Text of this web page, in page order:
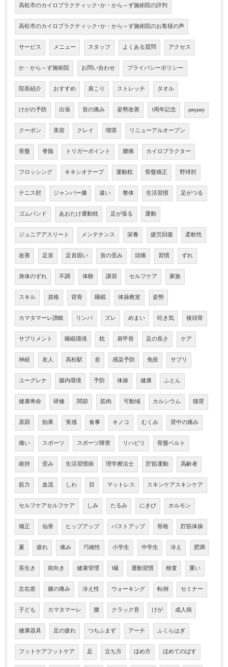
高松市のカイロプラクティック･か・から～ず施術院の評判
高松市のカイロプラクティック･か・から～ず施術院のお客様の声
サービス メニュー スタッフ よくある質問 アクセス
か・から～ず施術院 お問い合わせ プライバシーポリシー
院長紹介 おすすめ 肩こり ストレッチ タオル
けがの予防 出張 首の痛み 姿勢改善 1周年記念 paypay
クーポン 美容 クレイ 喫茶 リニューアルオープン
骨盤 脊髄 トリガーポイント 腰痛 カイロプラクター
フロッシング キネシオテープ 運動枕 骨盤矯正 野球肘
テニス肘 ジャンパー膝 違い 整体 生活習慣 足がつる
ゴムバンド あおたけ運動枕 足が張る 運動
ジュニアアスリート メンテナンス 栄養 疲労回復 柔軟性
改善 足首 足首固い 首の歪み 頭痛 習慣 ずれ
身体のずれ 不調 体験 講習 セルフケア 家族
スキル 資格 背骨 睡眠 体操教室 姿勢
カマタマーレ讃岐 リンパ ズレ めまい 吐き気 後頭骨
サプリメント 睡眠環境 枕 肩甲骨 足の長さ ケア
神経 友人 高松駅 首 感染予防 免疫 サプリ
ユーグレナ 腸内環境 予防 体操 健康 ふとん
健康寿命 研修 関節 筋肉 可動域 カルシウム 猫背
原因 効果 実感 食事 キノコ むくみ 背中の痛み
痛い スポーツ スポーツ障害 リハビリ 骨盤ベルト
維持 歪み 生活習慣病 理学療法士 貯筋運動 高齢者
筋力 血流 しわ 目 マットレス スキンケアスキンケア
セルフケアセルフケア しみ たるみ にきび ホルモン
矯正 仙骨 ヒップアップ バストアップ 骨格 貯筋体操
夏 疲れ 痛み 巧緻性 小学生 中学生 冷え 肥満
長生き 前向き 健康管理 1級 運動習慣 検査 重い
左右差 膝の痛み 冷え性 ウォーキング 転倒 セミナー
子ども カマタマーレ 腰 クラック音 けが 成人病
健康器具 足の疲れ つちふまず アーチ ふくらはぎ
フットケアフットケア 足 立ち方 ほめ方 ほめてのばす